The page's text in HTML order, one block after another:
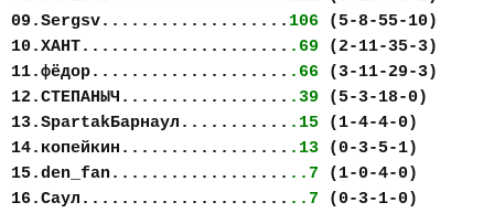
09.Sergsv................... 106 (5-8-55-10)
10.ХАНТ..................... .69 (2-11-35-3)
11.фёдор.................... .66 (3-11-29-3)
12.СТЕПАНЫЧ................. .39 (5-3-18-0)
13.SpartakБарнаул........... .15 (1-4-4-0)
14.копейкин................. .13 (0-3-5-1)
15.den_fan.................. ..7 (1-0-4-0)
16.Саул..................... ..7 (0-3-1-0)